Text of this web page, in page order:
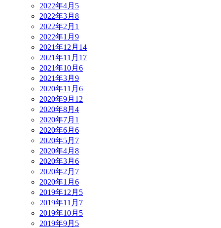
2022年4月 5
2022年3月 8
2022年2月 1
2022年1月 9
2021年12月 14
2021年11月 17
2021年10月 6
2021年3月 9
2020年11月 6
2020年9月 12
2020年8月 4
2020年7月 1
2020年6月 6
2020年5月 7
2020年4月 8
2020年3月 6
2020年2月 7
2020年1月 6
2019年12月 5
2019年11月 7
2019年10月 5
2019年9月 5